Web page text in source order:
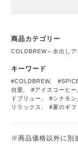
商品カテゴリー
COLDBREW～水出しア
キーワード
#COLDBREW,
自愛
,#アイスコーヒー
ドブリュー
,#シナモン
リラックス
,#夏のギフ
※商品価格以外に別